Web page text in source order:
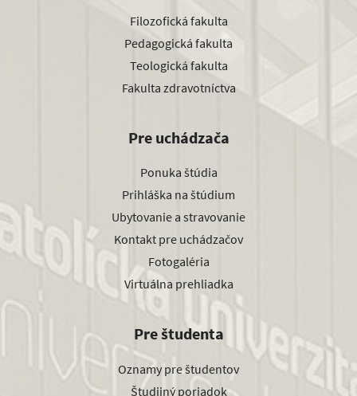
Filozofická fakulta
Pedagogická fakulta
Teologická fakulta
Fakulta zdravotníctva
Pre uchádzača
Ponuka štúdia
Prihláška na štúdium
Ubytovanie a stravovanie
Kontakt pre uchádzačov
Fotogaléria
Virtuálna prehliadka
Pre študenta
Oznamy pre študentov
Študijný poriadok